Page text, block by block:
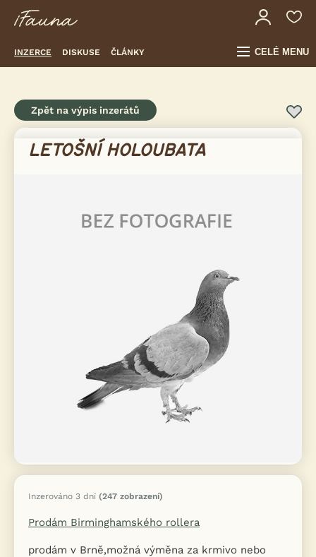
INZERCE DISKUSE ČLÁNKY CELÉ MENU
Zpět na výpis inzerátů
Inzerováno 3 dní (247 zobrazení)
Prodám Birminghamského rollera
prodám v Brně,možná výměna za krmivo nebo
LETOŠNÍ HOLOUBATA